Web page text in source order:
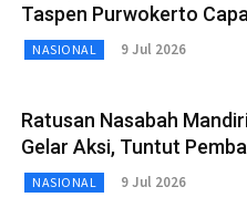
Taspen Purwokerto
NASIONAL 9 Jul 2026
Ratusan Nasabah
Gelar Aksi, Tuntut
NASIONAL 9 Jul 2026